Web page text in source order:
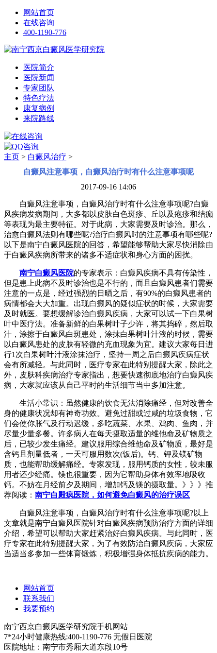
网站首页
在线咨询
400-1190-776
医院简介
医院新闻
专家团队
特色疗法
康复病例
来院路线
主页 > 白癜风治疗 >
白癜风注意事项，白癜风治疗时有什么注意事项呢
2017-09-16 14:06
白癜风注意事项，白癜风治疗时有什么注意事项呢?白癜
风疾病发病期间，大多都以皮肤白色斑疹、丘以及疱疹和结痂
等表现为最主要特征。对于此病，大家需要及时诊治。那么，
治愈白癜风法则有哪些呢?治疗白癜风时的注意事项有哪些呢?
以下是南宁白癜风医院的回答，希望能够帮助大家尽快消除由
于白癜风疾病所带来的诸多不适症状和身心方面的困扰。
南宁白癜风医院的专家表示：白癜风疾病不具有传染性，
但是患上此病不及时诊治也是不行的，而且白癜风患者们需要
注意的一点是，经过强烈的日晒之后，有90%的白癜风患者的
病情都会大大加重。出现白癜风的疑似症状的时候，大家需要
及时就医。要想缓解诊治白癜风疾病，大家可以试一下白果树
叶中医疗法。准备新鲜的白果树叶子少许，将其捣碎，然后取
汁，涂擦于白癜风白斑患处，涂抹白果树叶汁液的时候，需要
以白癜风患处的皮肤有轻微的充血现象为宜。建议大家每日进
行1次白果树叶汁液涂抹治疗，坚持一周之后白癜风疾病症状
会有所减轻。与此同时，医疗专家在此特别提醒大家，除此之
外，皮肤科疾病治疗专家指出，想要快速彻底地治疗白癜风疾
病，大家就应该从自己平时的生活细节当中多加注意。
生活小常识：虽然健康的饮食无法消除痛经，但对改善全
身的健康状况却有神奇功效。避免过甜或过咸的垃圾食物，它
们会使你胀气及行动迟缓，多吃蔬菜、水果、鸡肉、鱼肉，并
尽量少量多餐。许多病人在每天摄取适量的维他命及矿物质之
后，已较少发生痛经。建议服用综合维他命及矿物质，最好是
含钙且剂量低者，一天可服用数次(饭后)。钙、钾及镁矿物
质，也能帮助缓解痛经。专家发现，服用钙质的女性，较未服
用者还少经痛。镁也很重要，因为它帮助身体有效率地吸收
钙。不妨在月经前夕及期间，增加钙及镁的摄取量。》》》推
荐阅读： 南宁白殿疯医院，如何避免白癜风的治疗误区
白癜风注意事项，白癜风治疗时有什么注意事项呢?以上
文章就是南宁白癜风医院针对白癜风疾病预防治疗方面的详细
介绍，希望可以帮助大家赶紧治好白癜风疾病。与此同时，医
疗专家在此特别提醒大家，为了有效防治白癜风疾病，大家应
当适当多参加一些体育锻炼，积极增强身体抵抗疾病的能力。
网站首页
联系我们
我要预约
南宁西京白癜风医学研究院手机网站
7*24小时健康热线:400-1190-776 无假日医院
医院地址：南宁市秀厢大道东段10号